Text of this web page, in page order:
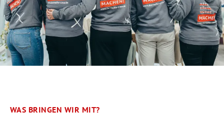
WAS BRINGEN WIR MIT?